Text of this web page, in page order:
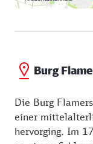
Burg
Die Burg
einer
hervorging. Im